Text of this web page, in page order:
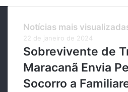
Notícias mais
22 de janeiro de 2024
Sobrevivente de
Maracanã Envia
Socorro a